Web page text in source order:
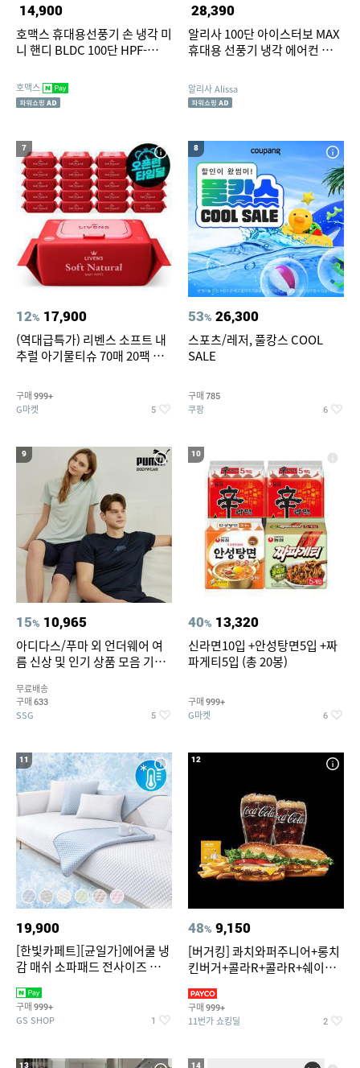
14,900
호맥스 휴대용선풍기 손 냉각 미
니 핸디 BLDC 100단 HPF-
호맥스
28,390
알리사 100단 아이스터보 MAX
휴대용 선풍기 냉각 에어컨 손
알리사 Alissa
7
12% 17,900
(역대급특가) 리벤스 소프트 내
추럴 아기물티슈 70매 20팩 캡
구매 999+
G마켓 5
8
53% 26,300
스포츠/레저, 풀캉스 COOL
SALE
구매 785
쿠팡 6
9
15% 10,965
아디다스/푸마 외 언더웨어 여
름 신상 및 인기 상품 모음 기획
무료배송
구매 633
SSG 5
10
40% 13,320
신라면10입 +안성탕면5입 +짜
파게티5입 (총 20봉)
구매 999+
G마켓 6
11
19,900
[한빛카페트][균일가]에어쿨 냉
감 매쉬 소파패드 전사이즈 균일
구매 999+
GS SHOP 1
12
48% 9,150
[버거킹] 콰치와퍼주니어+롱치
킨버거+콜라R+콜라R+쉐이킹
구매 999+
11번가 쇼킹딜 2
13 14